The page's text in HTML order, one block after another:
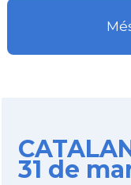
31 de